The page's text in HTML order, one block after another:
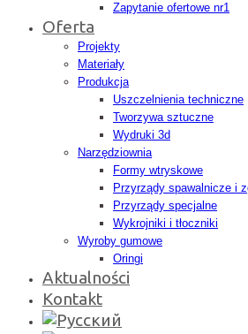
Zapytanie ofertowe nr1
Oferta
Projekty
Materiały
Produkcja
Uszczelnienia techniczne
Tworzywa sztuczne
Wydruki 3d
Narzędziownia
Formy wtryskowe
Przyrządy spawalnicze i
Przyrządy specjalne
Wykrojniki i tłoczniki
Wyroby gumowe
Oringi
Aktualności
Kontakt